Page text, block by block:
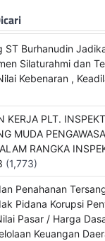
ST Burhanudin
Silaturahmi dan
Kebenaran ,
KERJA PLT.
MUDA
RANGKA
(1,773)
Penahanan
Pidana Korupsi
Pasar / Harga
Keuangan